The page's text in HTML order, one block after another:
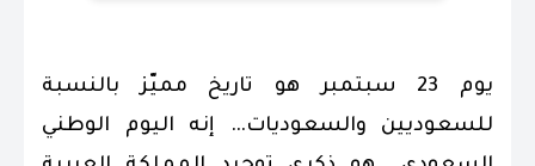
يوم 23 سبتمبر هو تاريخ مميّز بالنسبة
للسعوديين والسعوديات… إنه اليوم الوطني